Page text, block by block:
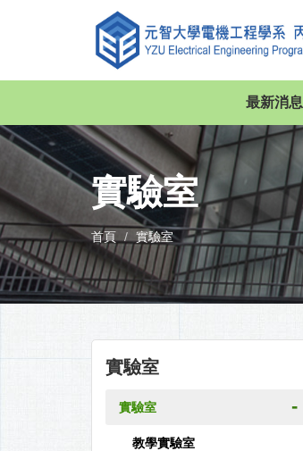
最新消息
實驗室
首頁 實驗室
實驗室
實驗室
教學實驗室